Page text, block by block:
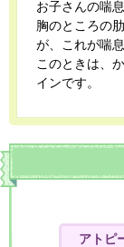
お子さんの喘
胸のところの
が、これが喘
このときは、
インです。
アトピ